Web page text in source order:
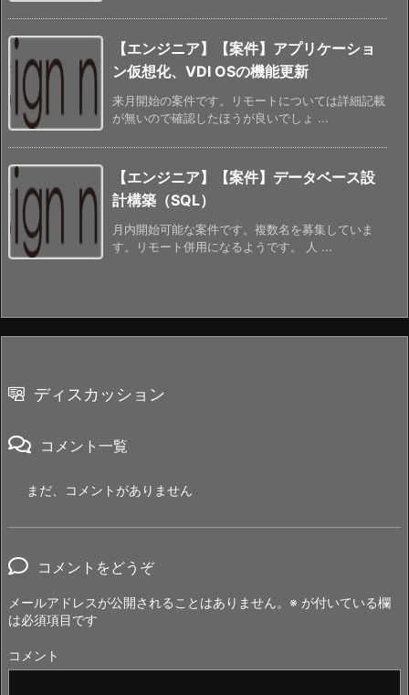
【エンジニア】【案件】アプリケーショ
ン仮想化、VDI OSの機能更新
来月開始の案件です。リモートについては詳細記載
が無いので確認したほうが良いでしょ ...
【エンジニア】【案件】データベース設
計構築（SQL）
月内開始可能な案件です。複数名を募集していま
す。リモート併用になるようです。 人 ...
ディスカッション
コメント一覧
まだ、コメントがありません
コメントをどうぞ
メールアドレスが公開されることはありません。 ※ が付いている欄
は必須項目です
コメント